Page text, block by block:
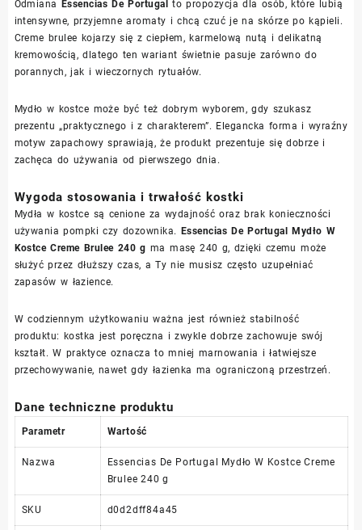
Odmiana Essencias De Portugal
to propozycja dla osób, które lubią
intensywne, przyjemne aromaty i chcą czuć je na skórze po kąpieli.
Creme brulee kojarzy się z ciepłem, karmelową nutą i delikatną
kremowością, dlatego ten wariant świetnie pasuje zarówno do
porannych, jak i wieczornych rytuałów.
Mydło w kostce może być też dobrym wyborem, gdy szukasz
prezentu „praktycznego i z charakterem”. Elegancka forma i wyraźny
motyw zapachowy sprawiają, że produkt prezentuje się dobrze i
zachęca do używania od pierwszego dnia.
Wygoda stosowania i trwałość kostki
Mydła w kostce są cenione za wydajność oraz brak konieczności
używania pompki czy dozownika.
Essencias De Portugal Mydło W
Kostce Creme Brulee 240 g ma masę 240 g, dzięki czemu może
służyć przez dłuższy czas, a Ty nie musisz często uzupełniać
zapasów w łazience.
W codziennym użytkowaniu ważna jest również stabilność
produktu: kostka jest poręczna i zwykle dobrze zachowuje swój
kształt. W praktyce oznacza to mniej marnowania i łatwiejsze
przechowywanie, nawet gdy łazienka ma ograniczoną przestrzeń.
Dane techniczne produktu
Parametr Wartość
Nazwa
Essencias De Portugal Mydło W Kostce Creme
Brulee 240 g
SKU d0d2dff84a45